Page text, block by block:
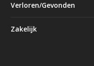
Verloren/Gevonden
Zakelijk